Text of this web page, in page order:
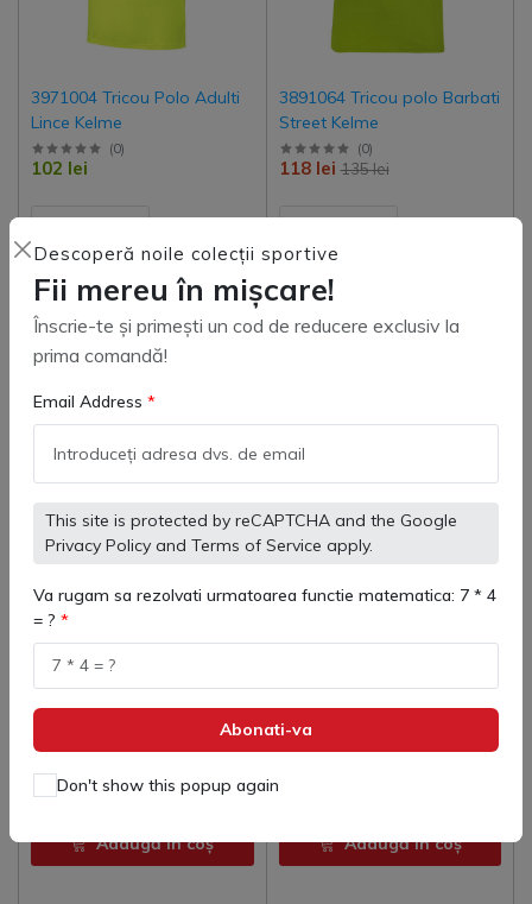
Descoperă noile colecții sportive
Fii mereu în mișcare!
Înscrie-te și primești un cod de reducere exclusiv la
prima comandă!
Email Address
This site is protected by reCAPTCHA and the Google
Privacy Policy and Terms of Service apply.
Va rugam sa rezolvati urmatoarea functie matematica: 7 * 4
= ?
Abonati-va
Don't show this popup again
3971004 Tricou Polo Adulti
Lince Kelme
(0)
102 lei
Adaugă in coş
3891064 Tricou polo Barbati
Street Kelme
(0)
135 lei
118 lei
-12%
3893064 Tricou Polo Copii
(0)
Adaugă in coş
(0)
97 lei
Adaugă in coş